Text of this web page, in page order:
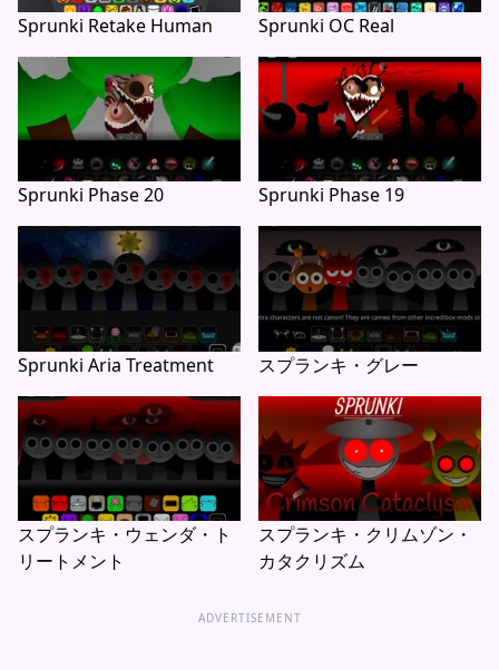
Sprunki Retake Human Sprunki OC Real
Sprunki Phase 20 Sprunki Phase 19
Sprunki Aria Treatment スプランキ・グレー
スプランキ・ウェンダ・ト
リートメント
スプランキ・クリムゾン・
カタクリズム
ADVERTISEMENT